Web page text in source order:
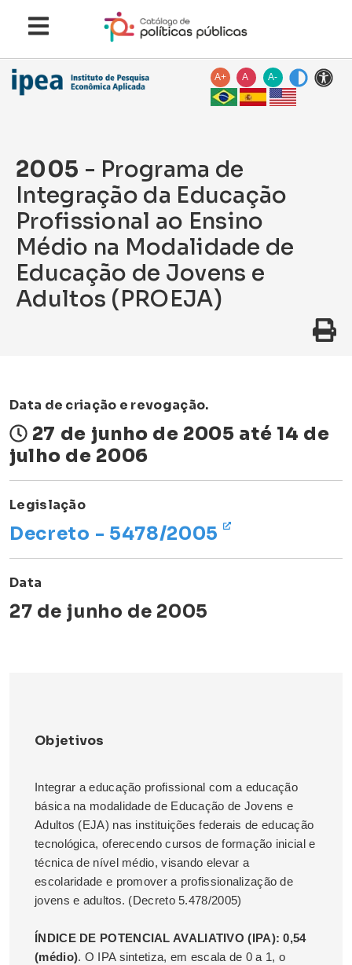
A+ A A-
2005 - Programa de
Integração da Educação
Profissional ao Ensino
Médio na Modalidade de
Educação de Jovens e
Adultos (PROEJA)
Data de criação e revogação.
27 de junho de 2005 até 14 de
julho de 2006
Legislação
Decreto - 5478/2005
Data
27 de junho de 2005
Objetivos
Integrar a educação profissional com a educação
básica na modalidade de Educação de Jovens e
Adultos (EJA) nas instituições federais de educação
tecnológica, oferecendo cursos de formação inicial e
técnica de nível médio, visando elevar a
escolaridade e promover a profissionalização de
jovens e adultos. (Decreto 5.478/2005)
ÍNDICE DE POTENCIAL AVALIATIVO (IPA): 0,54
(médio). O IPA sintetiza, em escala de 0 a 1, o